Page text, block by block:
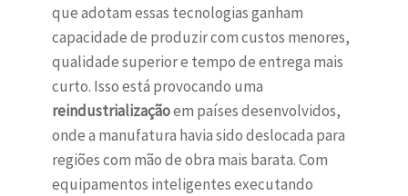
que adotam essas tecnologias ganham
capacidade de produzir com custos menores,
qualidade superior e tempo de entrega mais
curto. Isso está provocando uma
reindustrializaçãoem países desenvolvidos,
onde a manufatura havia sido deslocada para
regiões com mão de obra mais barata. Com
equipamentos inteligentes executando